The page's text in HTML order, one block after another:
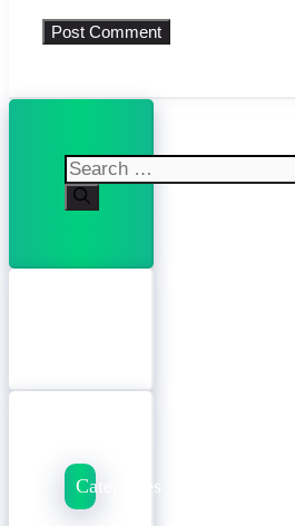
Search
for:
Categories